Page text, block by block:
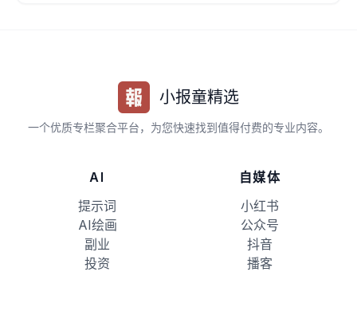
小报童精选
一个优质专栏聚合平台，为您快速找到值得付费的专业内容。
AI
提示词
AI绘画
副业
投资
自媒体
小红书
公众号
抖音
播客